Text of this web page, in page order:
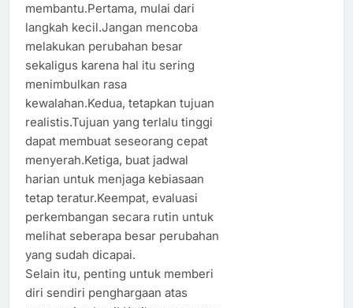
membantu.Pertama, mulai dari
langkah kecil.Jangan mencoba
melakukan perubahan besar
sekaligus karena hal itu sering
menimbulkan rasa
kewalahan.Kedua, tetapkan tujuan
realistis.Tujuan yang terlalu tinggi
dapat membuat seseorang cepat
menyerah.Ketiga, buat jadwal
harian untuk menjaga kebiasaan
tetap teratur.Keempat, evaluasi
perkembangan secara rutin untuk
melihat seberapa besar perubahan
yang sudah dicapai.
Selain itu, penting untuk memberi
diri sendiri penghargaan atas